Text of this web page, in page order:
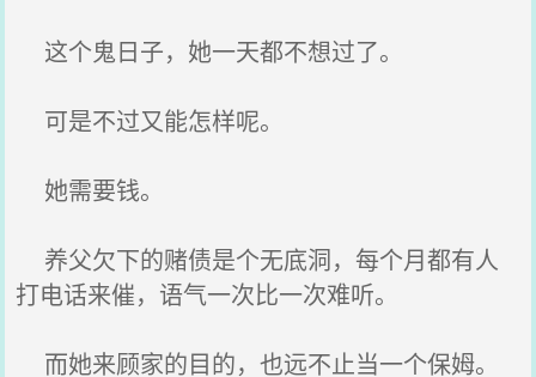
这个鬼日子，她一天都不想过了。
可是不过又能怎样呢。
她需要钱。
养父欠下的赌债是个无底洞，每个月都有人
打电话来催，语气一次比一次难听。
而她来顾家的目的，也远不止当一个保姆。